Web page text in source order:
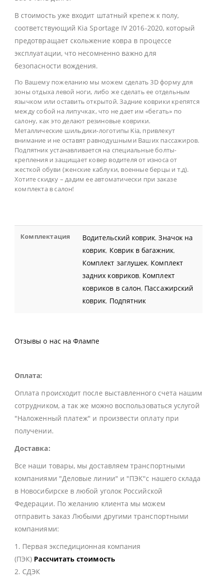
В стоимость уже входит штатный крепеж к полу,
соответствующий Kia Sportage IV 2016-2020, который
предотвращает скольжение ковра в процессе
эксплуатации, что несомненно важно для
безопасности вождения.
По Вашему пожеланию мы можем сделать 3D форму для
зоны отдыха левой ноги, либо же сделать ее отдельным
язычком или оставить открытой. Задние коврики крепятся
между собой на липучках, что не дает им «бегать» по
салону, как это делают резиновые коврики.
Металлические шильдики-логотипы Kia, привлекут
внимание и не оставят равнодушными Ваших пассажиров.
Подпятник устанавливается на специальные болты-
крепления и защищает ковер водителя от износа от
жесткой обуви (женские каблуки, военные берцы и т.д).
Хотите скидку – дадим ее автоматически при заказе
комплекта в салон!
Комплектация Водительский коврик,Значок на
коврик, Коврик в багажник,
Комплект заглушек, Комплект
задних ковриков, Комплект
ковриков в салон, Пассажирский
коврик, Подпятник
Отзывы о нас на Флампе
Оплата:
Оплата происходит после выставленного счета нашим
сотрудником, а так же можно воспользоваться услугой
"Наложенный платеж" и произвести оплату при
получении.
Доставка:
Все наши товары, мы доставляем транспортными
компаниями "Деловые линии" и "ПЭК"с нашего склада
в Новосибирске в любой уголок Российской
Федерации. По желанию клиента мы можем
отправить заказ Любыми другими транспортными
компаниями:
1. Первая экспедиционная компания
(ПЭК) Рассчитать стоимость
2. СДЭК